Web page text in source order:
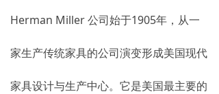
Herman Miller 公司始于1905年，从一
家生产传统家具的公司演变形成美国现代
家具设计与生产中心。它是美国最主要的